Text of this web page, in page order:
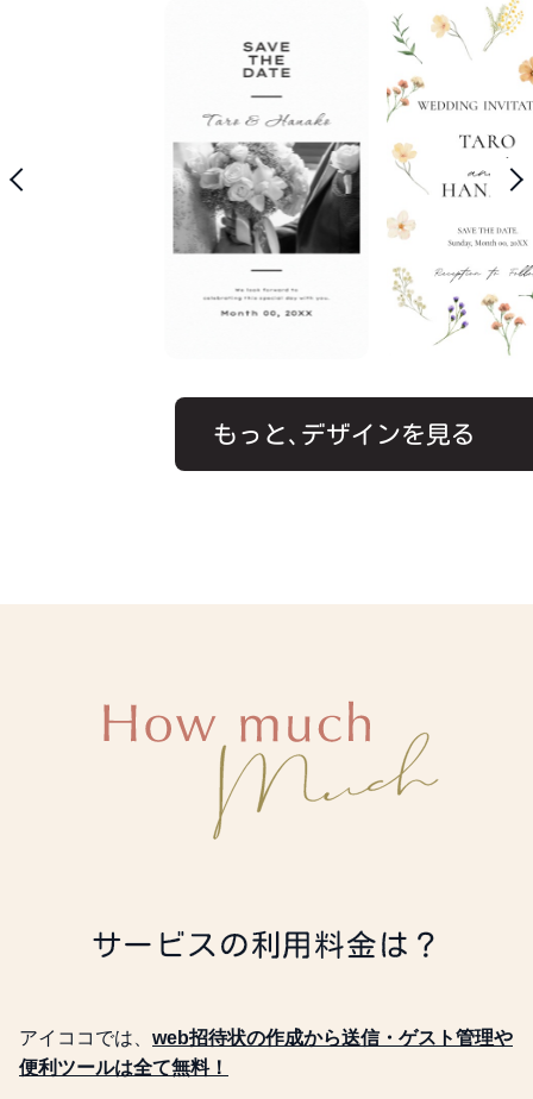
ゲスト個別の席次表が表示
されます
が表示されます
ドリンク
もっと､デザインを見る
サービスの利用料金は？
アイココでは、 web招待状の作成から送信・ゲスト管理や
便利ツールは全て無料！